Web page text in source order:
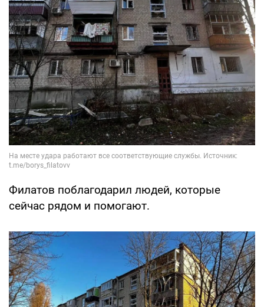
Филатов поблагодарил людей, которые
сейчас рядом и помогают.